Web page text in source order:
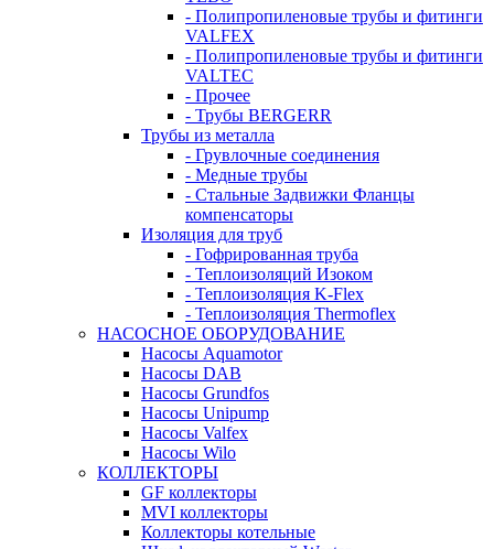
- Полипропиленовые трубы и фитинги
VALFEX
- Полипропиленовые трубы и фитинги
VALTEC
- Прочее
- Трубы BERGERR
Трубы из металла
- Грувлочные соединения
- Медные трубы
- Стальные Задвижки Фланцы
компенсаторы
Изоляция для труб
- Гофрированная труба
- Теплоизоляций Изоком
- Теплоизоляция K-Flex
- Теплоизоляция Thermoflex
НАСОСНОЕ ОБОРУДОВАНИЕ
Насосы Aquamotor
Насосы DAB
Насосы Grundfos
Насосы Unipump
Насосы Valfex
Насосы Wilo
КОЛЛЕКТОРЫ
GF коллекторы
MVI коллекторы
Коллекторы котельные